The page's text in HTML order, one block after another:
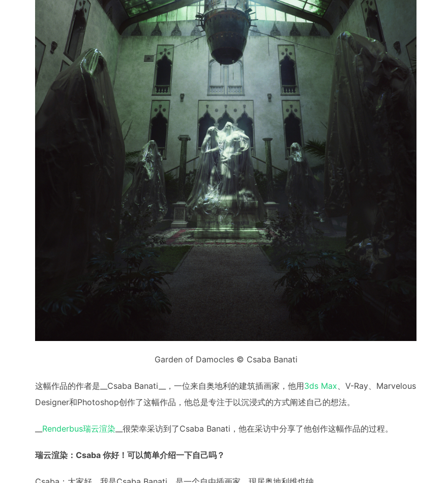
Garden of Damocles © Csaba Banati
这幅作品的作者是__Csaba Banati__，一位来自奥地利的建筑插画家，他用3ds Max 、V-Ray、Marvelous
Designer和Photoshop创作了这幅作品，他总是专注于以沉浸式的方式阐述自己的想法。
Renderbus瑞云渲染 __很荣幸采访到了Csaba Banati，他在采访中分享了他创作这幅作品的过程。
瑞云渲染：Csaba 你好！可以简单介绍一下自己吗？